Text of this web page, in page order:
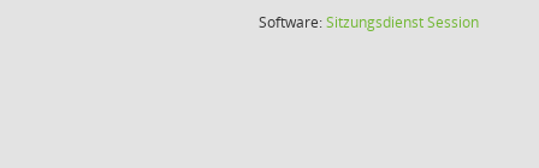
Software:SitzungsdienstSession(Wird in